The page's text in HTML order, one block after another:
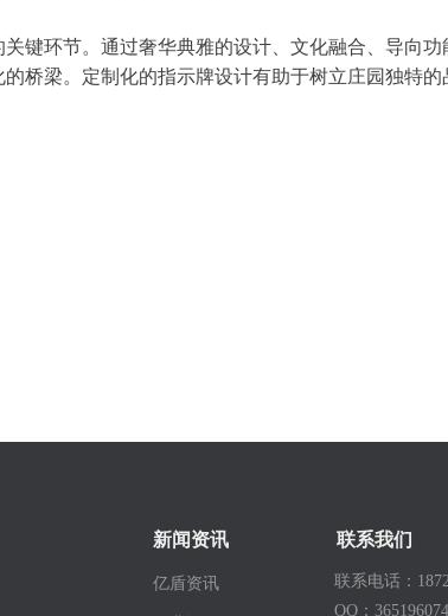
键环节。通过奢华典雅的设计、文化融合、导向功
桥梁。定制化的指示牌设计有助于树立庄园独特
联系我们
联系电话：
QQ：
新闻资讯
亿盾资讯